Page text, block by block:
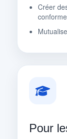
Créer
Pour